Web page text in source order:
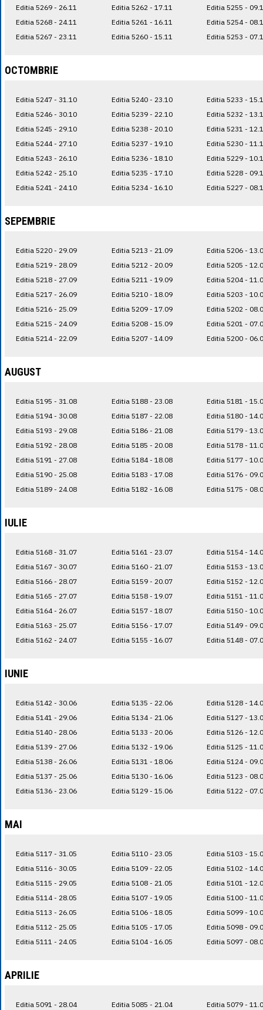
Editia 5269 - 26.11
Editia 5268 - 24.11
Editia 5267 - 23.11
Editia 5262 - 17.11
Editia 5261 - 16.11
Editia 5260 - 15.11
Editia 5255 -
Editia 5254 -
Editia 5253 -
OCTOMBRIE
Editia 5247 - 31.10
Editia 5246 - 30.10
Editia 5245 - 29.10
Editia 5244 - 27.10
Editia 5243 - 26.10
Editia 5242 - 25.10
Editia 5241 - 24.10
Editia 5240 - 23.10
Editia 5239 - 22.10
Editia 5238 - 20.10
Editia 5237 - 19.10
Editia 5236 - 18.10
Editia 5235 - 17.10
Editia 5234 - 16.10
Editia 5233 -
Editia 5232 -
Editia 5231 -
Editia 5230 -
Editia 5229 -
Editia 5228 -
Editia 5227 -
SEPEMBRIE
Editia 5220 - 29.09
Editia 5219 - 28.09
Editia 5218 - 27.09
Editia 5217 - 26.09
Editia 5216 - 25.09
Editia 5215 - 24.09
Editia 5214 - 22.09
Editia 5213 - 21.09
Editia 5212 - 20.09
Editia 5211 - 19.09
Editia 5210 - 18.09
Editia 5209 - 17.09
Editia 5208 - 15.09
Editia 5207 - 14.09
Editia 5206 -
Editia 5205 -
Editia 5204 -
Editia 5203 -
Editia 5202 -
Editia 5201 -
Editia 5200 -
AUGUST
Editia 5195 - 31.08
Editia 5194 - 30.08
Editia 5193 - 29.08
Editia 5192 - 28.08
Editia 5191 - 27.08
Editia 5190 - 25.08
Editia 5189 - 24.08
Editia 5188 - 23.08
Editia 5187 - 22.08
Editia 5186 - 21.08
Editia 5185 - 20.08
Editia 5184 - 18.08
Editia 5183 - 17.08
Editia 5182 - 16.08
Editia 5181 -
Editia 5180 -
Editia 5179 -
Editia 5178 -
Editia 5177 -
Editia 5176 -
Editia 5175 -
IULIE
Editia 5168 - 31.07
Editia 5167 - 30.07
Editia 5166 - 28.07
Editia 5165 - 27.07
Editia 5164 - 26.07
Editia 5163 - 25.07
Editia 5162 - 24.07
Editia 5161 - 23.07
Editia 5160 - 21.07
Editia 5159 - 20.07
Editia 5158 - 19.07
Editia 5157 - 18.07
Editia 5156 - 17.07
Editia 5155 - 16.07
Editia 5154 -
Editia 5153 -
Editia 5152 -
Editia 5151 -
Editia 5150 -
Editia 5149 -
Editia 5148 -
IUNIE
Editia 5142 - 30.06
Editia 5141 - 29.06
Editia 5140 - 28.06
Editia 5139 - 27.06
Editia 5138 - 26.06
Editia 5137 - 25.06
Editia 5136 - 23.06
Editia 5135 - 22.06
Editia 5134 - 21.06
Editia 5133 - 20.06
Editia 5132 - 19.06
Editia 5131 - 18.06
Editia 5130 - 16.06
Editia 5129 - 15.06
Editia 5128 -
Editia 5127 -
Editia 5126 -
Editia 5125 -
Editia 5124 -
Editia 5123 -
Editia 5122 -
MAI
Editia 5117 - 31.05
Editia 5116 - 30.05
Editia 5115 - 29.05
Editia 5114 - 28.05
Editia 5113 - 26.05
Editia 5112 - 25.05
Editia 5111 - 24.05
Editia 5110 - 23.05
Editia 5109 - 22.05
Editia 5108 - 21.05
Editia 5107 - 19.05
Editia 5106 - 18.05
Editia 5105 - 17.05
Editia 5104 - 16.05
Editia 5103 -
Editia 5102 -
Editia 5101 -
Editia 5100 -
Editia 5099 -
Editia 5098 -
Editia 5097 -
APRILIE
Editia 5091 - 28.04 Editia 5085 - 21.04 Editia 5079 -